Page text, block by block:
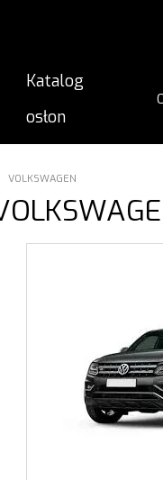
Katalog
osłon
VOLKSWAGEN